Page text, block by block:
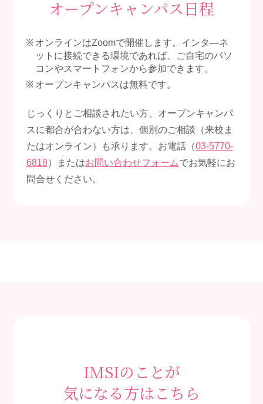
オープンキャンパス日程
オンラインはZoomで開催します。インタ―ネ
ットに接続できる環境であれば、ご自宅のパソ
コンやスマートフォンから参加できます。
オープンキャンパスは無料です。
じっくりとご相談されたい方、オープンキャンパ
スに都合が合わない方は、個別のご相談（来校ま
たはオンライン）も承ります。お電話（03-5770-
6818）またはお問い合わせフォームでお気軽にお
問合せください。
IMSIのことが
気になる方はこちら